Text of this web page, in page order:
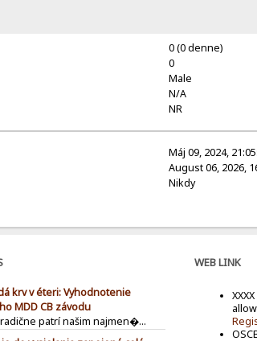
0 (0 denne)
0
Male
N/A
NR
Máj 09, 2024,
August 06, 2026,
Nikdy
krv v éteri: Vyhodnotenie
MDD CB závodu
patrí našim najmen�...
WEB LINK